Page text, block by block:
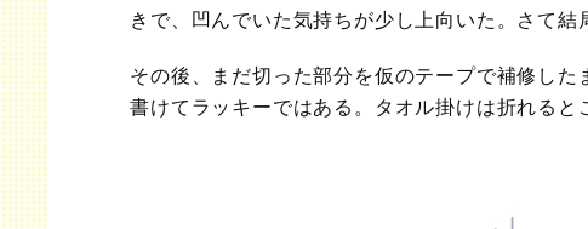
きで、凹んでいた気持ちが少し上向いた。さて
その後、まだ切った部分を仮のテープで補修し
書けてラッキーではある。タオル掛けは折れると